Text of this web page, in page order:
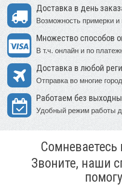
Доставка в день
Возможность примерки и
Множество способов
В т.ч. онлайн и по
Доставка в любой
Отправка во многие
Работаем без
Удобный режим работы
Звоните, наши